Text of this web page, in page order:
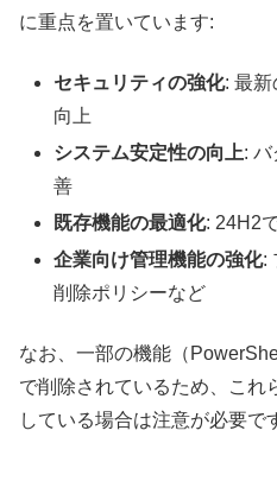
に重点を置いています:
セキュリティの強化: 最
向上
システム安定性の向上:
善
既存機能の最適化: 24H2
企業向け管理機能の強化:
削除ポリシーなど
なお、一部の機能（
で削除されているため、これ
している場合は注意が必要で